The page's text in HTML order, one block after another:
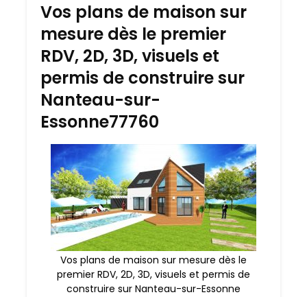
Vos plans de maison sur
mesure dès le premier
RDV, 2D, 3D, visuels et
permis de construire sur
Nanteau-sur-
Essonne77760
Vos plans de maison sur mesure dès le
premier RDV, 2D, 3D, visuels et permis de
construire sur Nanteau-sur-Essonne